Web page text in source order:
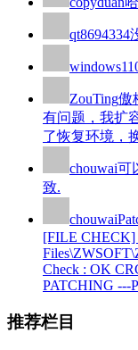
qt8694334
ZouTing傲
有问题，我扩
了恢复环境，
chouwai可
致.
chouwai
[FILE CHECK]
Check : OK
PATCHING ---
推荐栏目